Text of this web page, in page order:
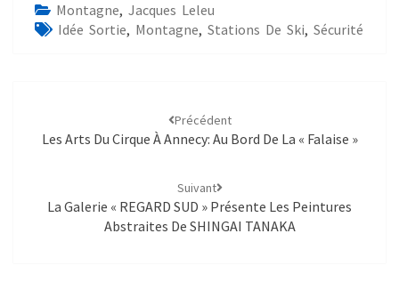
Montagne, Jacques Leleu
Idée Sortie, Montagne, Stations De Ski, Sécurité
Précédent
Les Arts Du Cirque À Annecy: Au Bord De La « Falaise »
Suivant
La Galerie « REGARD SUD » Présente Les Peintures
Abstraites De SHINGAI TANAKA